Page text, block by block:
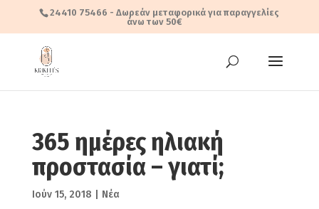
24410 75466 - Δωρεάν μεταφορικά για παραγγελίες
άνω των 50€
365 ημέρες ηλιακή
προστασία – γιατί;
Ιούν 15, 2018 Νέα